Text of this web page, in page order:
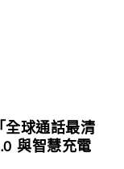
球通話最清
與智慧充電